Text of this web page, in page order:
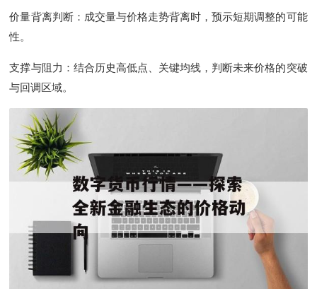
价量背离判断：成交量与价格走势背离时，预示短期调整的可能
性。
支撑与阻力：结合历史高低点、关键均线，判断未来价格的突破
与回调区域。